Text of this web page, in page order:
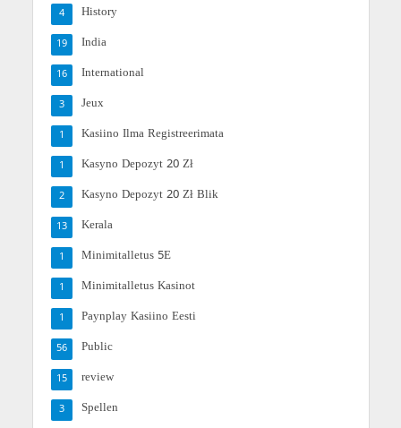
History
4
India
19
International
16
Jeux
3
Kasiino Ilma Registreerimata
1
Kasyno Depozyt 20 Zł
1
Kasyno Depozyt 20 Zł Blik
2
Kerala
13
Minimitalletus 5E
1
Minimitalletus Kasinot
1
Paynplay Kasiino Eesti
1
Public
56
review
15
Spellen
3